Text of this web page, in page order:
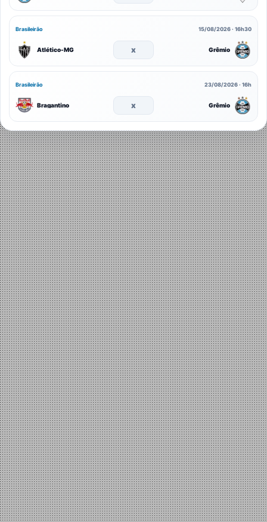
Brasileirão 15/08/2026 · 16h30
Atlético-MG x Grêmio
Brasileirão 23/08/2026 · 16h
Bragantino x Grêmio